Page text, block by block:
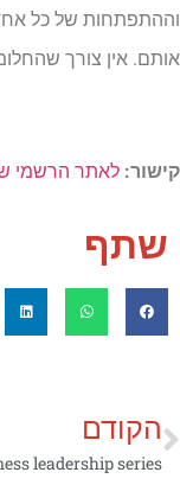
וההתפתחות של כל
אותם. אין צורך
קישור: לאתר הרשמי
שתף
הקודם